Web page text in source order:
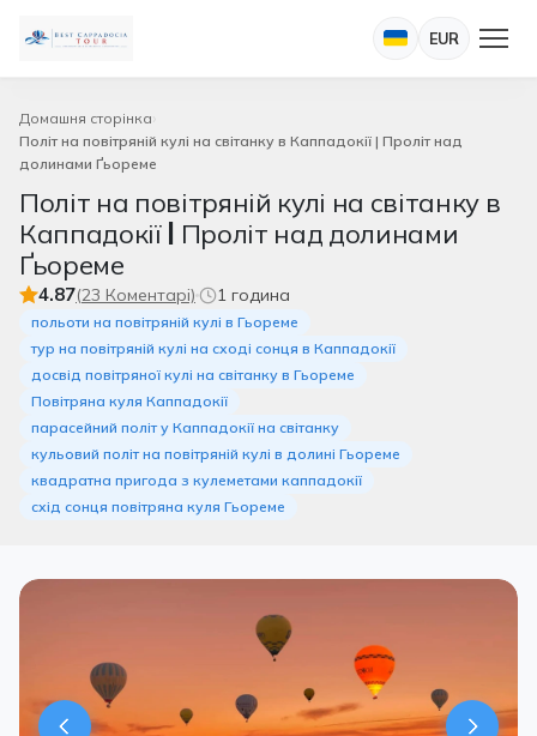
EUR
Домашня сторінка
Політ на повітряній кулі на світанку в Каппадокії | Проліт над
долинами Ґьореме
Політ на повітряній кулі на світанку в
Каппадокії | Проліт над долинами
Ґьореме
4.87(23 Коментарі) 1 година
польоти на повітряній кулі в Гьореме
тур на повітряній кулі на сході сонця в Каппадокії
досвід повітряної кулі на світанку в Гьореме
Повітряна куля Каппадокії
парасейний політ у Каппадокії на світанку
кульовий політ на повітряній кулі в долині Гьореме
квадратна пригода з кулеметами каппадокії
схід сонця повітряна куля Гьореме